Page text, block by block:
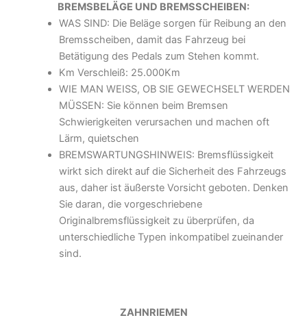
BREMSBELÄGE UND BREMSSCHEIBEN:
WAS SIND: Die Beläge sorgen für Reibung an den
Bremsscheiben, damit das Fahrzeug bei
Betätigung des Pedals zum Stehen kommt.
Km Verschleiß: 25.000Km
WIE MAN WEISS, OB SIE GEWECHSELT WERDEN
MÜSSEN: Sie können beim Bremsen
Schwierigkeiten verursachen und machen oft
Lärm, quietschen
BREMSWARTUNGSHINWEIS: Bremsflüssigkeit
wirkt sich direkt auf die Sicherheit des Fahrzeugs
aus, daher ist äußerste Vorsicht geboten. Denken
Sie daran, die vorgeschriebene
Originalbremsflüssigkeit zu überprüfen, da
unterschiedliche Typen inkompatibel zueinander
sind.
ZAHNRIEMEN